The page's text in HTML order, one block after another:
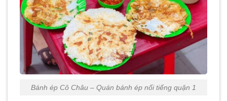
Bánh ép Cô Châu – Quán bánh ép nổi tiếng quận 1